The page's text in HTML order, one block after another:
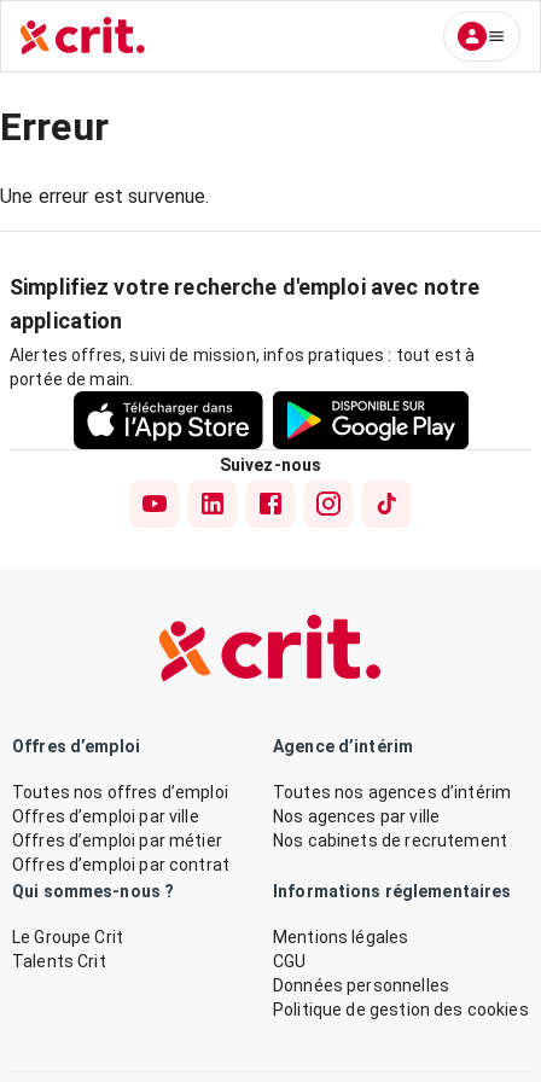
Erreur
Une erreur est survenue.
Simplifiez votre recherche d'emploi avec notre
application
Alertes offres, suivi de mission, infos pratiques : tout est à
portée de main.
Suivez-nous
Offres d’emploi
Toutes nos offres d’emploi
Offres d’emploi par ville
Offres d’emploi par métier
Offres d’emploi par contrat
Agence d’intérim
Toutes nos agences d’intérim
Nos agences par ville
Nos cabinets de recrutement
Qui sommes-nous ?
Le Groupe Crit
Talents Crit
Informations réglementaires
Mentions légales
CGU
Données personnelles
Politique de gestion des cookies